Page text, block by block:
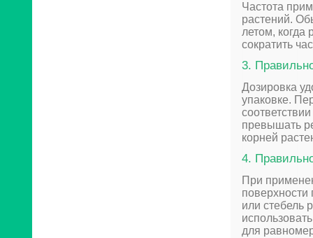
Частота
растений.
летом, когда
сократить
3.
Дозировка
упаковке.
превышать
корней
4.
При
поверхности
или стебель
для